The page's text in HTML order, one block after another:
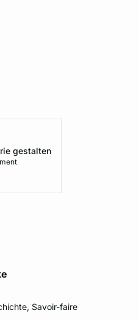
gestalten
Savoir-faire